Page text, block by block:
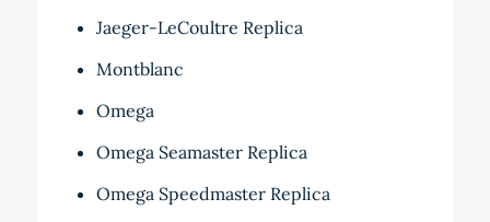
Jaeger-LeCoultre Replica
Montblanc
Omega
Omega Seamaster Replica
Omega Speedmaster Replica